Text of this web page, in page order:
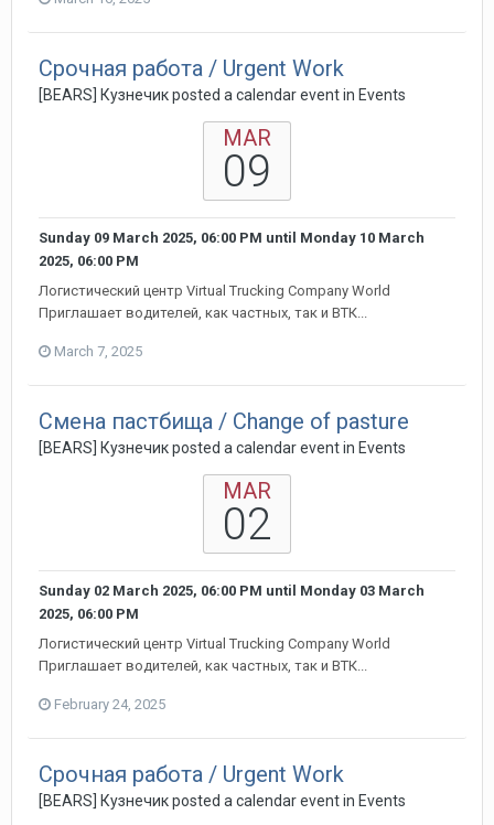
Срочная работа / Urgent Work
[BEARS] Кузнечик posted a calendar event in Events
MAR
09
Sunday 09 March 2025, 06:00 PM until Monday 10 March
2025, 06:00 PM
Логистический центр Virtual Trucking Company World
Приглашает водителей, как частных, так и ВТК...
March 7, 2025
Смена пастбища / Change of pasture
[BEARS] Кузнечик posted a calendar event in Events
MAR
02
Sunday 02 March 2025, 06:00 PM until Monday 03 March
2025, 06:00 PM
Логистический центр Virtual Trucking Company World
Приглашает водителей, как частных, так и ВТК...
February 24, 2025
Срочная работа / Urgent Work
[BEARS] Кузнечик posted a calendar event in Events